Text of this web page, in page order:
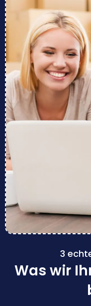
3
Was wir